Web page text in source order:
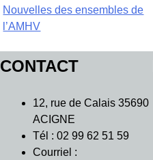
Navigation
l’article
Nouvelles des ensembles de
l’AMHV
CONTACT
12, rue de Calais 35690
ACIGNE
Tél : 02 99 62 51 59
Courriel :